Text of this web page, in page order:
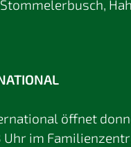
öffnet
Uhr im